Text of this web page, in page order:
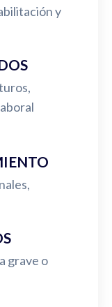
y
grave o